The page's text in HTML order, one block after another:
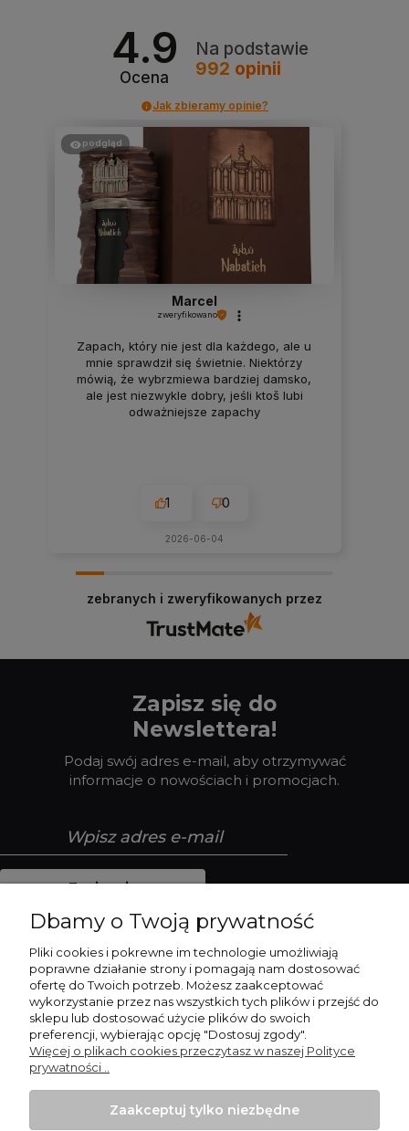
4.9
Ocena
Na podstawie
992 opinii
Jak zbieramy opinie?
podgląd
Marcel
zweryfikowano
Zapach, który nie jest dla każdego, ale u
mnie sprawdził się świetnie. Niektórzy
mówią, że wybrzmiewa bardziej damsko,
ale jest niezwykle dobry, jeśli ktoš lubi
odważniejsze zapachy
1 0
2026-06-04
zebranych i zweryfikowanych przez
Zapisz się do
Newslettera!
Podaj swój adres e-mail, aby otrzymywać
informacje o nowościach i promocjach.
Zapisz się
Płatności i dostawa
Pomoc
Moje konto
Dbamy o Twoją prywatność
Pliki cookies i pokrewne im technologie umożliwiają
poprawne działanie strony i pomagają nam dostosować
ofertę do Twoich potrzeb. Możesz zaakceptować
wykorzystanie przez nas wszystkich tych plików i przejść do
sklepu lub dostosować użycie plików do swoich
preferencji, wybierając opcję "Dostosuj zgody".
Więcej o plikach cookies przeczytasz w naszej Polityce
prywatności ..
Zaakceptuj tylko niezbędne